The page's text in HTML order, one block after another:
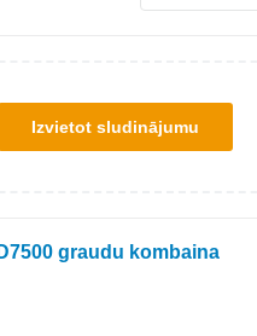
Izvietot sludinājumu
graudu kombaina